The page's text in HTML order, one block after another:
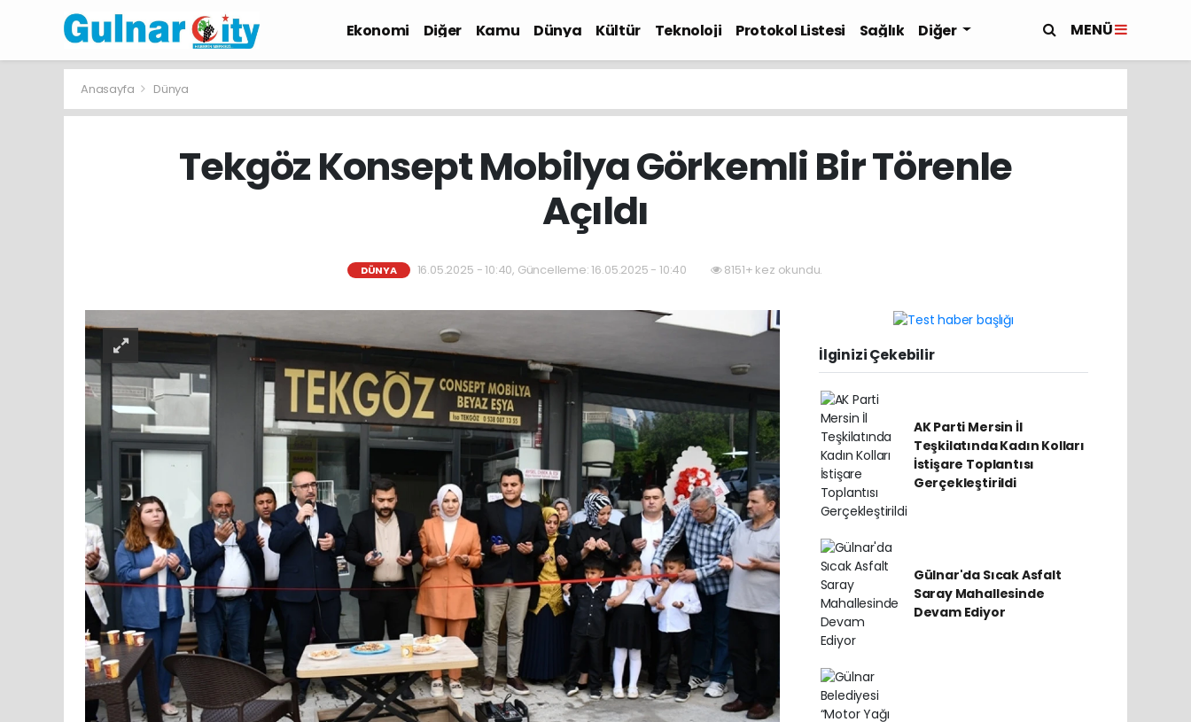
Ekonomi Diğer Kamu Dünya Kültür Teknoloji Protokol Listesi Sağlık Diğer MENÜ
Anasayfa Dünya
Tekgöz Konsept Mobilya Görkemli Bir Törenle
Açıldı
DÜNYA 16.05.2025 - 10:40, Güncelleme: 16.05.2025 - 10:40 8151+ kez okundu.
İlginizi Çekebilir
AK Parti Mersin İl
Teşkilatında Kadın Kolları
İstişare Toplantısı
Gerçekleştirildi
Gülnar'da Sıcak Asfalt
Saray Mahallesinde
Devam Ediyor